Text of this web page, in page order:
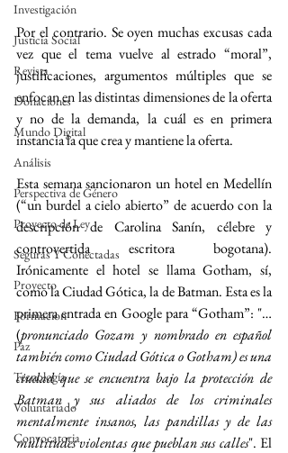
Investigación
Justicia Social
Revista
Donaciones
Mundo Digital
Análisis
Perspectiva de Género
Proyecto de Ley
Seguras Y Conectadas
Proyecto
Formacion
Paz
Tecnología
Voluntariado
Convocatoria
Por el contrario. Se oyen muchas excusas cada
vez que el tema vuelve al estrado “moral”,
justificaciones, argumentos múltiples que se
enfocan en las distintas dimensiones de la oferta
y no de la demanda, la cuál es en primera
instancia la que crea y mantiene la oferta.
Esta semana sancionaron un hotel en Medellín
(“un burdel a cielo abierto” de acuerdo con la
descripción de Carolina Sanín, célebre y
controvertida escritora bogotana).
Irónicamente el hotel se llama Gotham, sí,
como la Ciudad Gótica, la de Batman. Esta es la
primera entrada en Google para “Gotham”: "…
(pronunciado Gozam y nombrado en español
también como Ciudad Gótica o Gotham) es una
ciudad que se encuentra bajo la protección de
Batman y sus aliados de los criminales
mentalmente insanos, las pandillas y de las
multitudes violentas que pueblan sus calles". El